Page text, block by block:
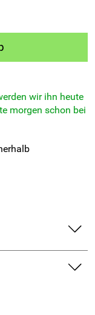
wir ihn heute
morgen schon bei
blau-rot —
beim Spiel.